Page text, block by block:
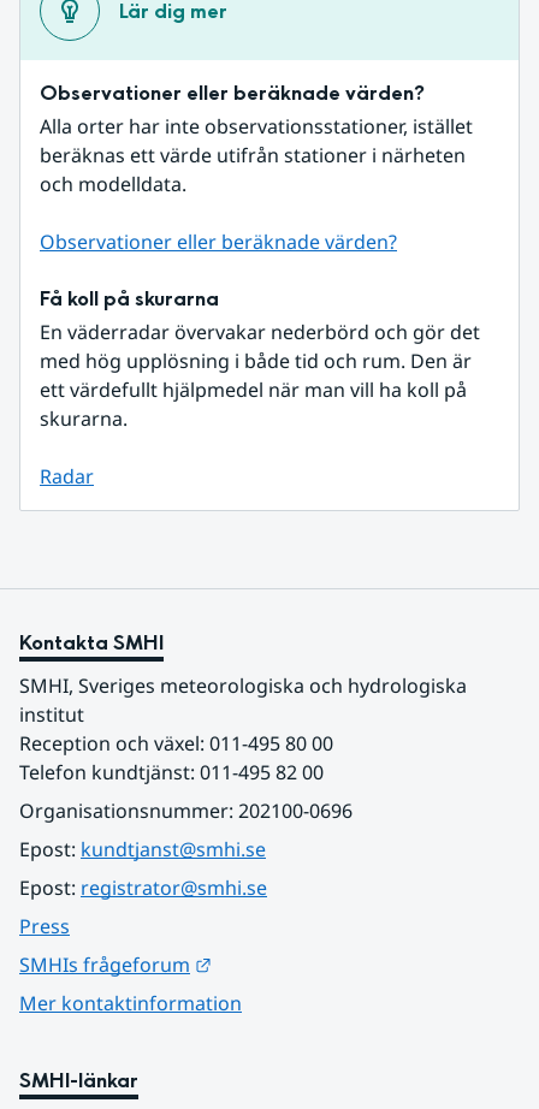
Lär dig mer
Observationer eller beräknade värden?
Alla orter har inte observationsstationer, istället
beräknas ett värde utifrån stationer i närheten
och modelldata.
Observationer eller beräknade värden?
Få koll på skurarna
En väderradar övervakar nederbörd och gör det
med hög upplösning i både tid och rum. Den är
ett värdefullt hjälpmedel när man vill ha koll på
skurarna.
Radar
Kontakta SMHI
SMHI, Sveriges meteorologiska och hydrologiska
institut
Reception och växel: 011-495 80 00
Telefon kundtjänst: 011-495 82 00
Organisationsnummer: 202100-0696
Epost: kundtjanst@smhi.se
Epost: registrator@smhi.se
Press
SMHIs frågeforum
Mer kontaktinformation
SMHI-länkar